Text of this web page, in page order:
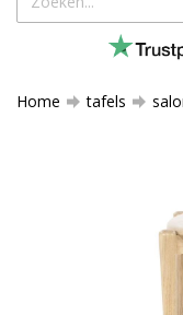
Home tafels